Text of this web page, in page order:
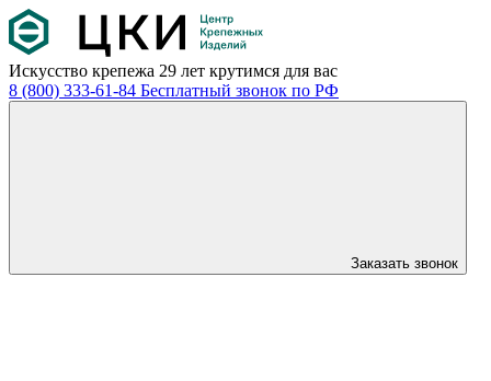
Искусство крепежа 29 лет крутимся для вас
8 (800) 333-61-84 Бесплатный звонок по РФ
Заказать звонок